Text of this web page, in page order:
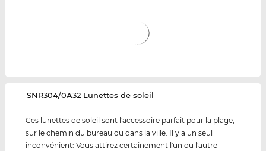
‌SNR304/0A32 Lunettes de soleil
Ces lunettes de soleil sont l'accessoire parfait pour la plage,
sur le chemin du bureau ou dans la ville. Il y a un seul
inconvénient: Vous attirez certainement l'un ou l'autre